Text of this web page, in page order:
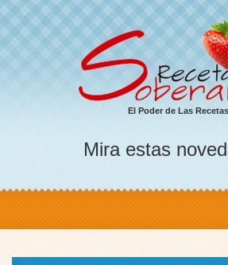
El Poder de Las Recetas
Mira estas